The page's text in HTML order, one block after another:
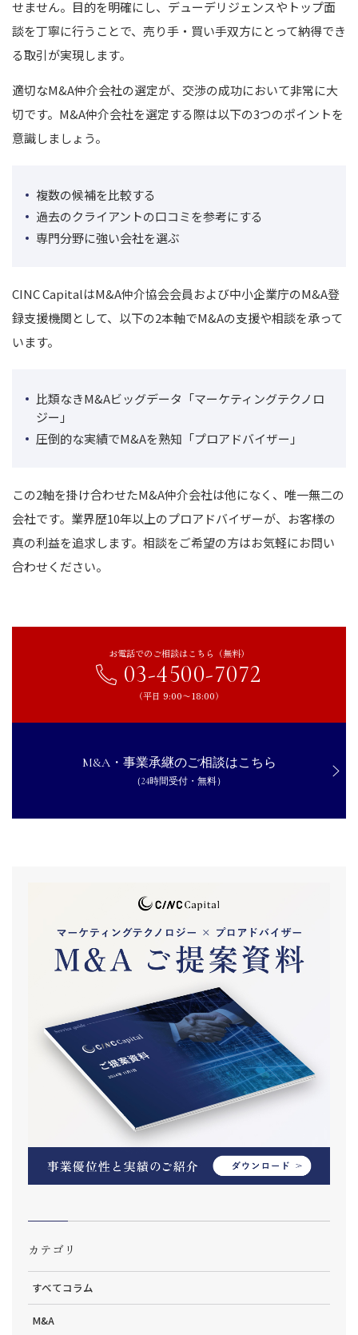
せません。目的を明確にし、デューデリジェンスやトップ面
談を丁寧に行うことで、売り手・買い手双方にとって納得でき
る取引が実現します。
適切なM&A仲介会社の選定が、交渉の成功において非常に大
切です。M&A仲介会社を選定する際は以下の3つのポイントを
意識しましょう。
複数の候補を比較する
過去のクライアントの口コミを参考にする
専門分野に強い会社を選ぶ
CINC CapitalはM&A仲介協会会員および中小企業庁のM&A登
録支援機関として、以下の2本軸でM&Aの支援や相談を承って
います。
比類なきM&Aビッグデータ「マーケティングテクノロ
ジー」
圧倒的な実績でM&Aを熟知「プロアドバイザー」
この2軸を掛け合わせたM&A仲介会社は他になく、唯一無二の
会社です。業界歴10年以上のプロアドバイザーが、お客様の
真の利益を追求します。相談をご希望の方はお気軽にお問い
合わせください。
お電話でのご相談はこちら（無料）
03-4500-7072
（平日 9:00〜18:00）
M&A・事業承継のご相談はこちら
（24時間受付・無料）
カテゴリ
すべてコラム
M&A